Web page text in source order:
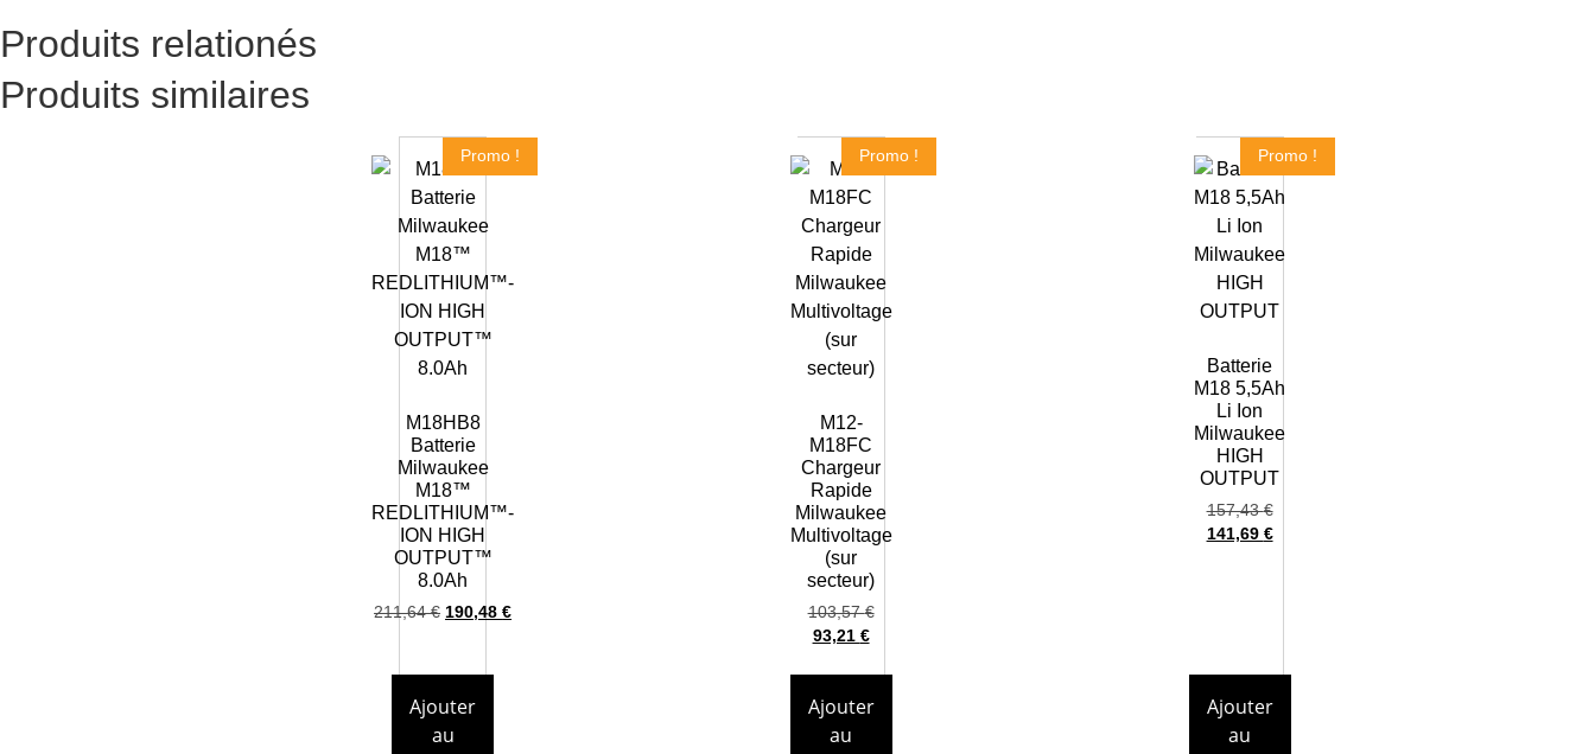
Produits relationés
Produits similaires
Promo !
M18HB8
Batterie
Milwaukee
M18™
REDLITHIUM™-
ION HIGH
OUTPUT™
8.0Ah
211,64€ 190,48€
Ajouter
au
Promo !
M12-
M18FC
Chargeur
Rapide
Milwaukee
Multivoltage
(sur
secteur)
103,57€
93,21 €
Ajouter
au
Promo !
Batterie
M18 5,5Ah
Li Ion
Milwaukee
HIGH
OUTPUT
157,43€
141,69 €
Ajouter
au